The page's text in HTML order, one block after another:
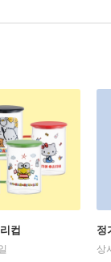
컵 정
상